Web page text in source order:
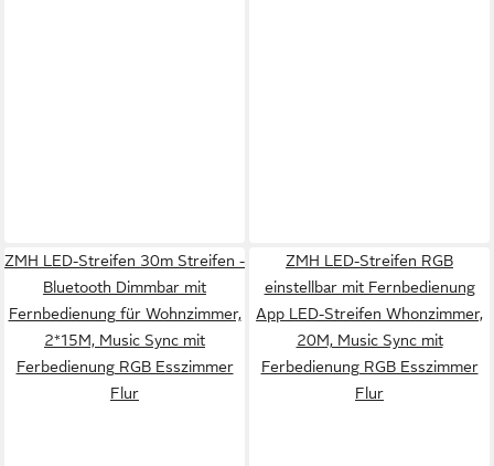
ZMH LED-Streifen 30m Streifen -
Bluetooth Dimmbar mit
Fernbedienung für Wohnzimmer,
2*15M, Music Sync mit
Ferbedienung RGB Esszimmer
Flur
ZMH LED-Streifen RGB
einstellbar mit Fernbedienung
App LED-Streifen Whonzimmer,
20M, Music Sync mit
Ferbedienung RGB Esszimmer
Flur